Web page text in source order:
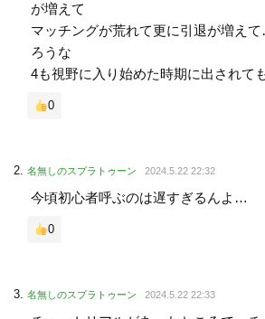
が増えて
マッチングが荒れて更に引退が増え
ろうな
4も視野に入り始めた時期に出されて
0
名無しのスプラトゥーン 2024.5.22 22:32
今頃初心者呼ぶのは遅すぎるんよ…
0
名無しのスプラトゥーン 2024.5.22 22:33